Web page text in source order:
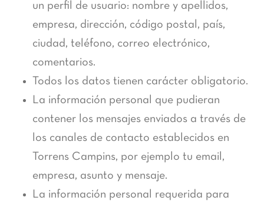
un perfil de usuario: nombre y apellidos,
empresa, dirección, código postal, país,
ciudad, teléfono, correo electrónico,
comentarios.
Todos los datos tienen carácter obligatorio.
La información personal que pudieran
contener los mensajes enviados a través de
los canales de contacto establecidos en
Torrens Campins, por ejemplo tu email,
empresa, asunto y mensaje.
La información personal requerida para